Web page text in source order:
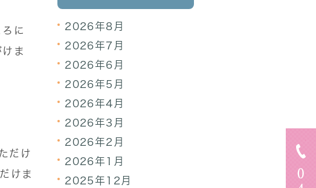
に
ま
だけ
けま
2026年8月
2026年7月
2026年6月
2026年5月
2026年4月
2026年3月
2026年2月
2026年1月
2025年12月